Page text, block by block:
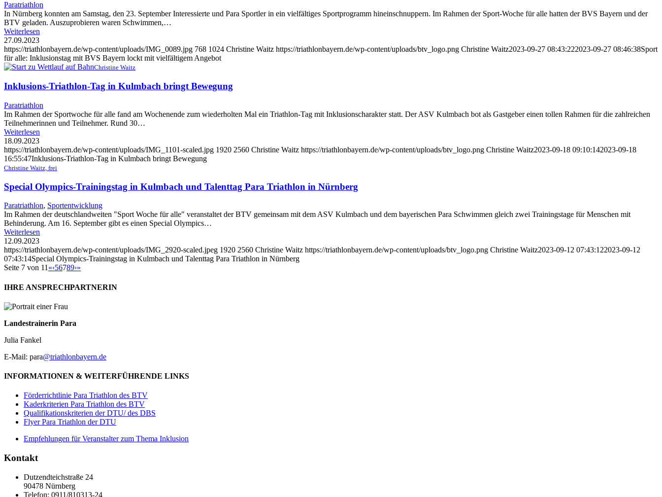
Paratriathlon
In Nürnberg konnten am Samstag, den 23. September Interessierte und Para Sportler in ein vielfältiges Sportprogramm hineinschnuppern. Im Rahmen der Sport-Woche für alle hatten der BVS Bayern und der
BTV geladen. Auszuprobieren waren Schwimmen,…
Weiterlesen
27.09.2023
https://triathlonbayern.de/wp-content/uploads/IMG_0089.jpg 768 1024 Christine Waitz https://triathlonbayern.de/wp-content/uploads/btv_logo.png Christine Waitz2023-09-27 08:43:222023-09-27 08:46:38Sport
für alle: Inklusionstag mit BVS Bayern lockt mit vielfältigem Angebot
Christine Waitz
Inklusions-Triathlon-Tag in Kulmbach bringt Bewegung
Paratriathlon
Im Rahmen der Sportwoche für alle fand am Wochenende zum wiederholten Mal ein Triathlon-Tag mit Inklusionscharakter statt. Der ASV Kulmbach bot als Gastgeber einen tollen Rahmen für die zahlreichen
Teilnehmerinnen und Teilnehmer. Rund 30…
Weiterlesen
18.09.2023
https://triathlonbayern.de/wp-content/uploads/IMG_1101-scaled.jpg 1920 2560 Christine Waitz https://triathlonbayern.de/wp-content/uploads/btv_logo.png Christine Waitz2023-09-18 09:10:142023-09-18
16:55:47Inklusions-Triathlon-Tag in Kulmbach bringt Bewegung
Christine Waitz, frei
Special Olympics-Trainingstag in Kulmbach und Talenttag Para Triathlon in Nürnberg
Paratriathlon, Sportentwicklung
Im Rahmen der deutschlandweiten "Sport Woche für alle" veranstaltet der BTV gemeinsam mit dem ASV Kulmbach und dem bayerischen Para Schwimmen gleich zwei Trainingstage für Menschen mit
Behinderung. Am 16. September gibt es einen Special Olympics…
Weiterlesen
12.09.2023
https://triathlonbayern.de/wp-content/uploads/IMG_2920-scaled.jpeg 1920 2560 Christine Waitz https://triathlonbayern.de/wp-content/uploads/btv_logo.png Christine Waitz2023-09-12 07:43:122023-09-12
07:43:14Special Olympics-Trainingstag in Kulmbach und Talenttag Para Triathlon in Nürnberg
Seite 7 von 11 «‹56789›»
IHRE ANSPRECHPARTNERIN
Landestrainerin Para
Julia Fankel
E-Mail: para@triathlonbayern.de
INFORMATIONEN & WEITERFÜHRENDE LINKS
Förderrichtlinie Para Triathlon des BTV
Kaderkriterien Para Triathlon des BTV
Qualifikationskriterien der DTU/ des DBS
Flyer Para Triathlon der DTU
Empfehlungen für Veranstalter zum Thema Inklusion
Kontakt
Dutzendteichstraße 24
90478 Nürnberg
Telefon: 0911/810313-24